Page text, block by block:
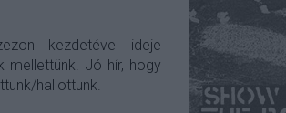
kezdetével ideje
mellettünk. Jó hír, hogy
hallottunk.